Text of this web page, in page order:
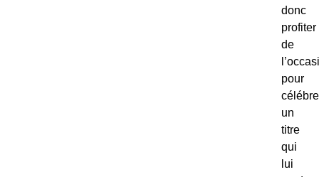
donc
profiter
de
pour
un
titre
qui
lui